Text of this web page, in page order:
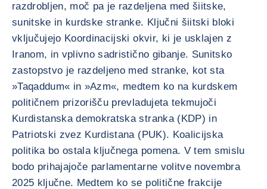
razdrobljen, moč pa je razdeljena med šiitske,
sunitske in kurdske stranke. Ključni šiitski bloki
vključujejo Koordinacijski okvir, ki je usklajen z
Iranom, in vplivno sadristično gibanje. Sunitsko
zastopstvo je razdeljeno med stranke, kot sta
»Taqaddum« in »Azm«, medtem ko na kurdskem
političnem prizorišču prevladujeta tekmujoči
Kurdistanska demokratska stranka (KDP) in
Patriotski zvez Kurdistana (PUK). Koalicijska
politika bo ostala ključnega pomena. V tem smislu
bodo prihajajoče parlamentarne volitve novembra
2025 ključne. Medtem ko se politične frakcije